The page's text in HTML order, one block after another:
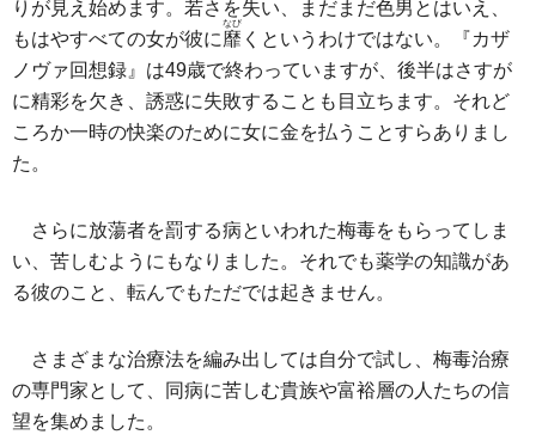
りが見え始めます。若さを失い、まだまだ色男とはいえ、
もはやすべての女が彼に靡
なび
くというわけではない。『カザ
ノヴァ回想録』は49歳で終わっていますが、後半はさすが
に精彩を欠き、誘惑に失敗することも目立ちます。それど
ころか一時の快楽のために女に金を払うことすらありまし
た。
さらに放蕩者を罰する病といわれた梅毒をもらってしま
い、苦しむようにもなりました。それでも薬学の知識があ
る彼のこと、転んでもただでは起きません。
さまざまな治療法を編み出しては自分で試し、梅毒治療
の専門家として、同病に苦しむ貴族や富裕層の人たちの信
望を集めました。